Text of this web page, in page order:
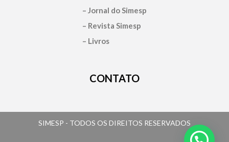
– Jornal do Simesp
– Revista Simesp
– Livros
CONTATO
SIMESP - TODOS OS DIREITOS RESERVADOS